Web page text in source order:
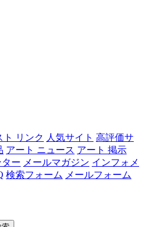
ト リンク 人気サイト 高評価サ
アート ニュース アート 掲示
ター メールマガジン インフォメ
検索フォーム メールフォーム